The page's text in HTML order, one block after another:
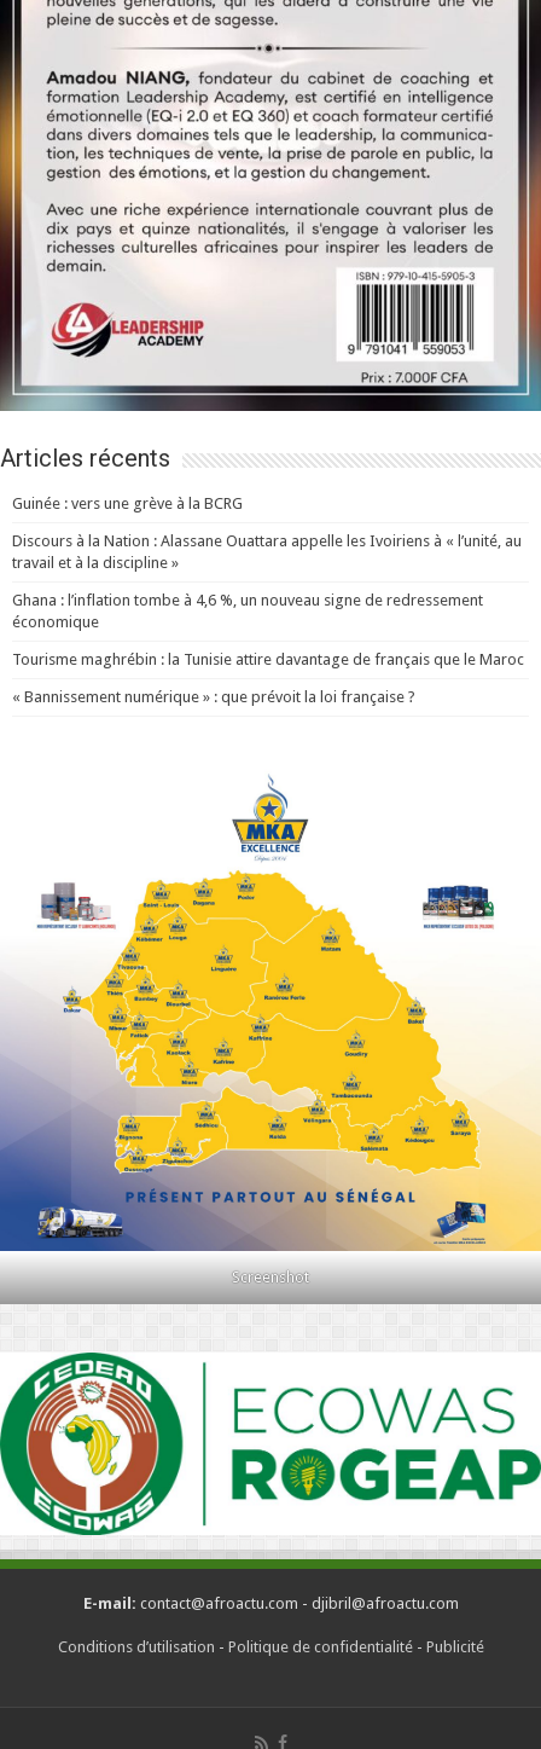
Articles récents
Guinée : vers une grève à la BCRG
Discours à la Nation : Alassane Ouattara appelle les Ivoiriens à « l’unité, au
travail et à la discipline »
Ghana : l’inflation tombe à 4,6 %, un nouveau signe de redressement
économique
Tourisme maghrébin : la Tunisie attire davantage de français que le Maroc
« Bannissement numérique » : que prévoit la loi française ?
Screenshot
E-mail: contact@afroactu.com - djibril@afroactu.com
Conditions d’utilisation - Politique de confidentialité- Publicité